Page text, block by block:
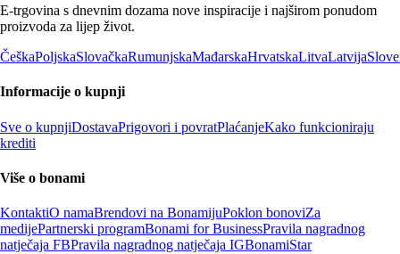
E-trgovina s dnevnim dozama nove inspiracije i najširom ponudom
proizvoda za lijep život.
ČeškaPoljskaSlovačkaRumunjskaMađarskaHrvatskaLitvaLatvija
Informacije o kupnji
Sve o kupnjiDostavaPrigovori i povratPlaćanjeKako funkcioniraju
krediti
Više o bonami
KontaktiO namaBrendovi na BonamijuPoklon bonoviZa
medijePartnerski programBonami for BusinessPravila nagradnog
natječaja FBPravila nagradnog natječaja IGBonamiStar